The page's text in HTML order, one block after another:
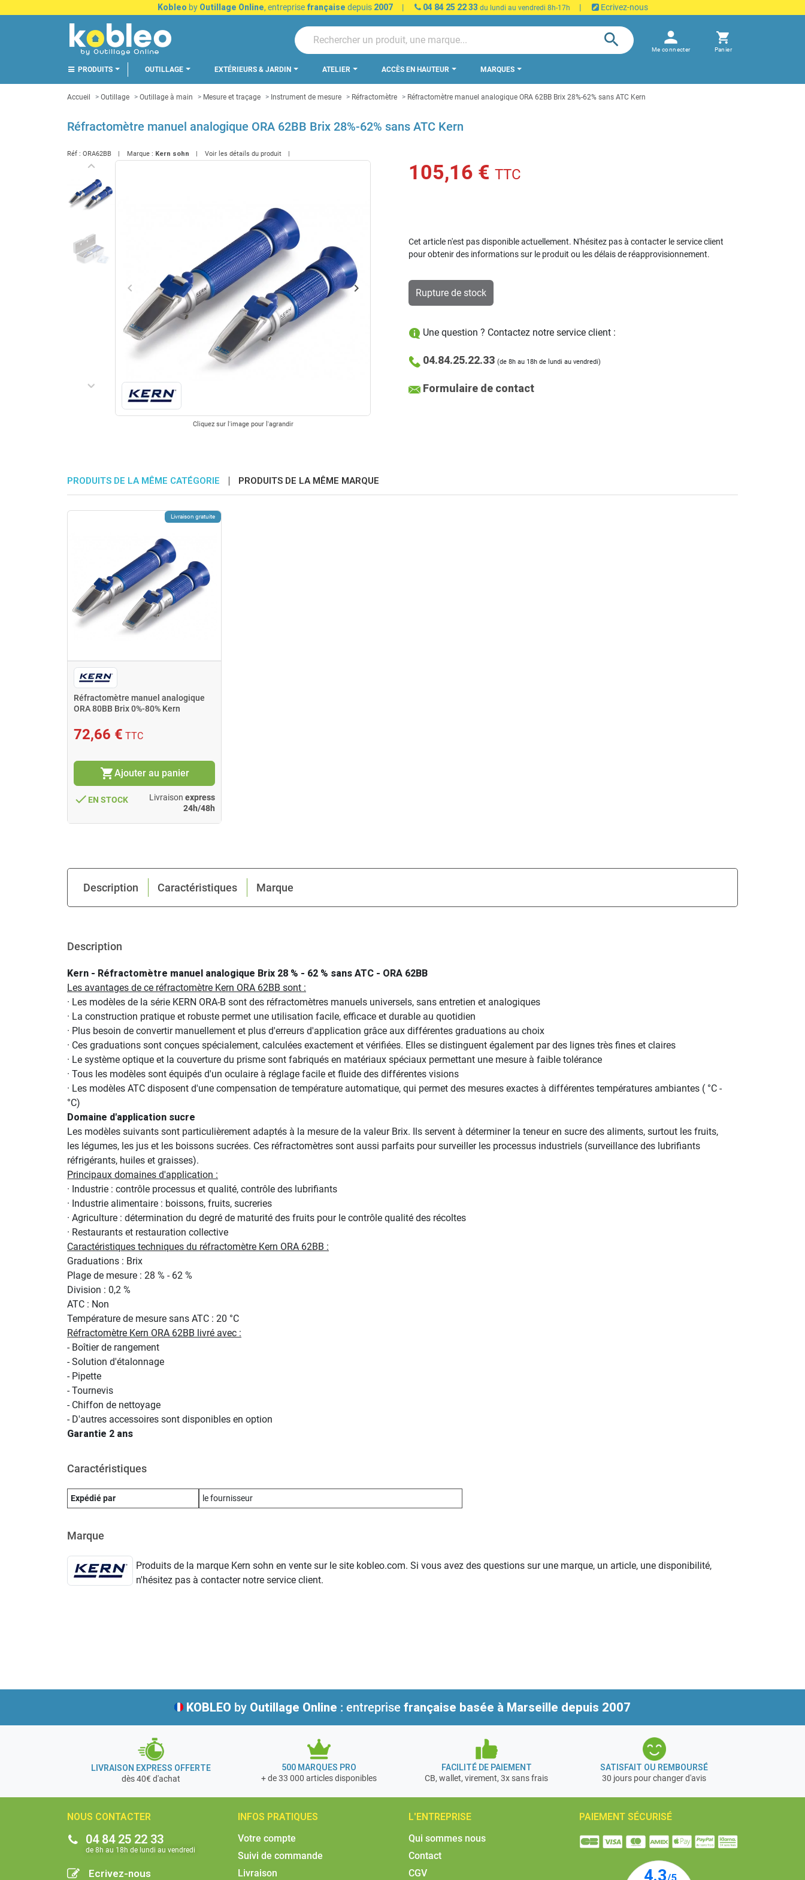
Kobleo by Outillage Online, entreprise française depuis 2007 | 04 84 25 22 33 du lundi au vendredi 8h-17h | Ecrivez-nous
search person
Me connecter
shopping_cart
Panier
PRODUITS OUTILLAGE EXTÉRIEURS & JARDIN ATELIER ACCÈS EN HAUTEUR MARQUES
Accueil Outillage Outillage à main Mesure et traçage Instrument de mesure Réfractomètre Réfractomètre manuel analogique ORA 62BB Brix 28%-62% sans ATC Kern
Réfractomètre manuel analogique ORA 62BB Brix 28%-62% sans ATC Kern
Réf : ORA62BB Marque : Kern sohn Voir les détails du produit
Précédentkeyboard_arrow_left
keyboard_arrow_right
Précédent
keyboard_arrow_left Suivant
keyboard_arrow_right
Cliquez sur l'image pour l'agrandir
105,16 € TTC
Cet article n'est pas disponible actuellement. N'hésitez pas à contacter le service client
pour obtenir des informations sur le produit ou les délais de réapprovisionnement.
Rupture de stock
Une question ? Contactez notre service client :
04.84.25.22.33 (de 8h au 18h de lundi au vendredi)
Formulaire de contact
PRODUITS DE LA MÊME CATÉGORIE PRODUITS DE LA MÊME MARQUE
Livraison gratuite
Réfractomètre manuel analogique
ORA 80BB Brix 0%-80% Kern
72,66 € TTC
shopping_cartAjouter au panier
done EN STOCK Livraison express
24h/48h
Description Caractéristiques Marque
Description
Kern - Réfractomètre manuel analogique Brix 28 % - 62 % sans ATC - ORA 62BB
Les avantages de ce réfractomètre Kern ORA 62BB sont :
· Les modèles de la série KERN ORA-B sont des réfractomètres manuels universels, sans entretien et analogiques
· La construction pratique et robuste permet une utilisation facile, efficace et durable au quotidien
· Plus besoin de convertir manuellement et plus d'erreurs d'application grâce aux différentes graduations au choix
· Ces graduations sont conçues spécialement, calculées exactement et vérifiées. Elles se distinguent également par des lignes très fines et claires
· Le système optique et la couverture du prisme sont fabriqués en matériaux spéciaux permettant une mesure à faible tolérance
· Tous les modèles sont équipés d'un oculaire à réglage facile et fluide des différentes visions
· Les modèles ATC disposent d'une compensation de température automatique, qui permet des mesures exactes à différentes températures ambiantes ( °C -
°C)
Domaine d'application sucre
Les modèles suivants sont particulièrement adaptés à la mesure de la valeur Brix. Ils servent à déterminer la teneur en sucre des aliments, surtout les fruits,
les légumes, les jus et les boissons sucrées. Ces réfractomètres sont aussi parfaits pour surveiller les processus industriels (surveillance des lubrifiants
réfrigérants, huiles et graisses).
Principaux domaines d'application :
· Industrie : contrôle processus et qualité, contrôle des lubrifiants
· Industrie alimentaire : boissons, fruits, sucreries
· Agriculture : détermination du degré de maturité des fruits pour le contrôle qualité des récoltes
· Restaurants et restauration collective
Caractéristiques techniques du réfractomètre Kern ORA 62BB :
Graduations : Brix
Plage de mesure : 28 % - 62 %
Division : 0,2 %
ATC : Non
Température de mesure sans ATC : 20 °C
Réfractomètre Kern ORA 62BB livré avec :
- Boîtier de rangement
- Solution d'étalonnage
- Pipette
- Tournevis
- Chiffon de nettoyage
- D'autres accessoires sont disponibles en option
Garantie 2 ans
Caractéristiques
Expédié par le fournisseur
Marque
Produits de la marque Kern sohn en vente sur le site kobleo.com. Si vous avez des questions sur une marque, un article, une disponibilité,
n'hésitez pas à contacter notre service client.
KOBLEO by Outillage Online : entreprise française basée à Marseille depuis 2007
LIVRAISON EXPRESS OFFERTE
dès 40€ d'achat
500 MARQUES PRO
+ de 33 000 articles disponibles
FACILITÉ DE PAIEMENT
CB, wallet, virement, 3x sans frais
SATISFAIT OU REMBOURSÉ
30 jours pour changer d'avis
NOUS CONTACTER
04 84 25 22 33
de 8h au 18h de lundi au vendredi​
Ecrivez-nous
INFOS PRATIQUES
Votre compte
Suivi de commande
Livraison
L'ENTREPRISE
Qui sommes nous
Contact
CGV
PAIEMENT SÉCURISÉ